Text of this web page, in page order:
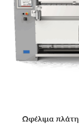
Ωφέλιμα πλάτη